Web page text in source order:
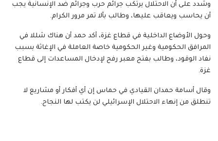
وشدد على أن الاحتلال يرتكب جرائم حرب وجرائم ضد الإنسانية يجب
أن يحاسب ويعاقب عليها، وطالب بألا تمر مرور الكرام.
وحول الأوضاع الداخلية في قطاع غزة، أكد حمد أن هناك شللا في
المرافق الحكومية وغير الحكومية خاصة العاملة في الإغاثة بسبب
نفاد الوقود، وطالب بفتح معبر رفح لإدخال المساعدات إلى قطاع
غزة.
وقال أسامة حمدان القيادي في حماس إن أي أفكار أو مشاريع لا
تنطلق من إنهاء الاحتلال الإسرائيلي لن يكتب لها النجاح.